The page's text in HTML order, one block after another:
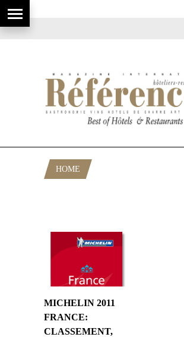
HOME
MICHELIN 2011
FRANCE:
CLASSEMENT,